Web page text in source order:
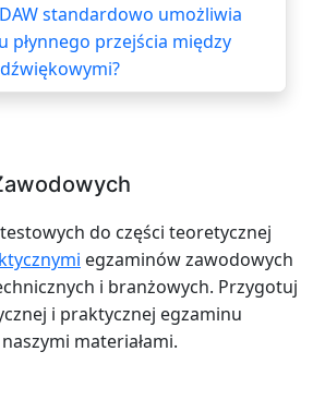
standardowo umożliwia
płynnego przejścia między
do części teoretycznej
egzaminów zawodowych
i branżowych. Przygotuj
i praktycznej egzaminu
materiałami.